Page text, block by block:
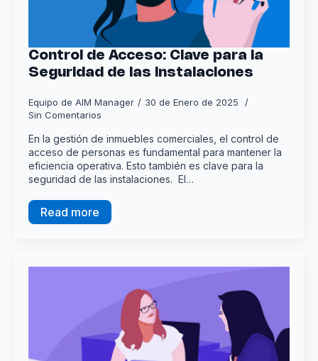
Control de Acceso: Clave para la
Seguridad de las Instalaciones
Equipo de AIM Manager
30 de Enero de 2025
Sin Comentarios
En la gestión de inmuebles comerciales, el control de
acceso de personas es fundamental para mantener la
eficiencia operativa. Esto también es clave para la
seguridad de las instalaciones. El…
Read more